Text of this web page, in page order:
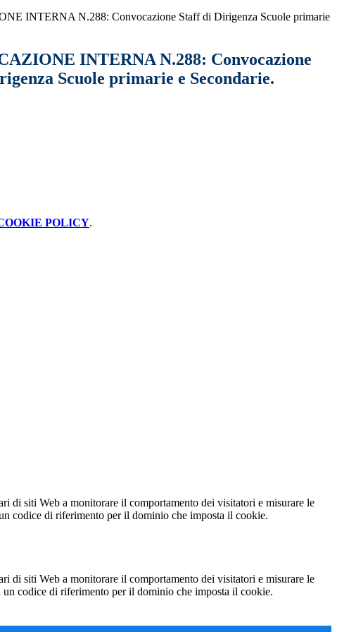
INTERNA N.288: Convocazione Staff di Dirigenza Scuole primarie
INTERNA N.288: Convocazione
Scuole primarie e Secondarie.
POLICY.
di siti Web a monitorare il comportamento dei visitatori e misurare le
codice di riferimento per il dominio che imposta il cookie.
di siti Web a monitorare il comportamento dei visitatori e misurare le
codice di riferimento per il dominio che imposta il cookie.